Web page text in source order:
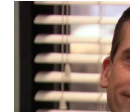
WN
WN
SUKABUMI
WN